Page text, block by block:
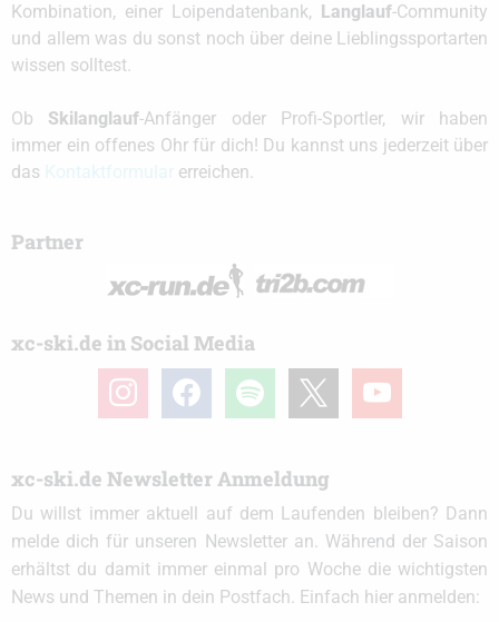
Kombination, einer Loipendatenbank, Langlauf-Community
und allem was du sonst noch über deine Lieblingssportarten
wissen solltest.
Ob Skilanglauf-Anfänger oder Profi-Sportler, wir haben
immer ein offenes Ohr für dich! Du kannst uns jederzeit über
das
erreichen.
Partner
xc-ski.de in Social Media
instagramfacebook spotify youtube
xc-ski.de Newsletter Anmeldung
Du willst immer aktuell auf dem Laufenden bleiben? Dann
melde dich für unseren Newsletter an. Während der Saison
erhältst du damit immer einmal pro Woche die wichtigsten
News und Themen in dein Postfach. Einfach hier anmelden: